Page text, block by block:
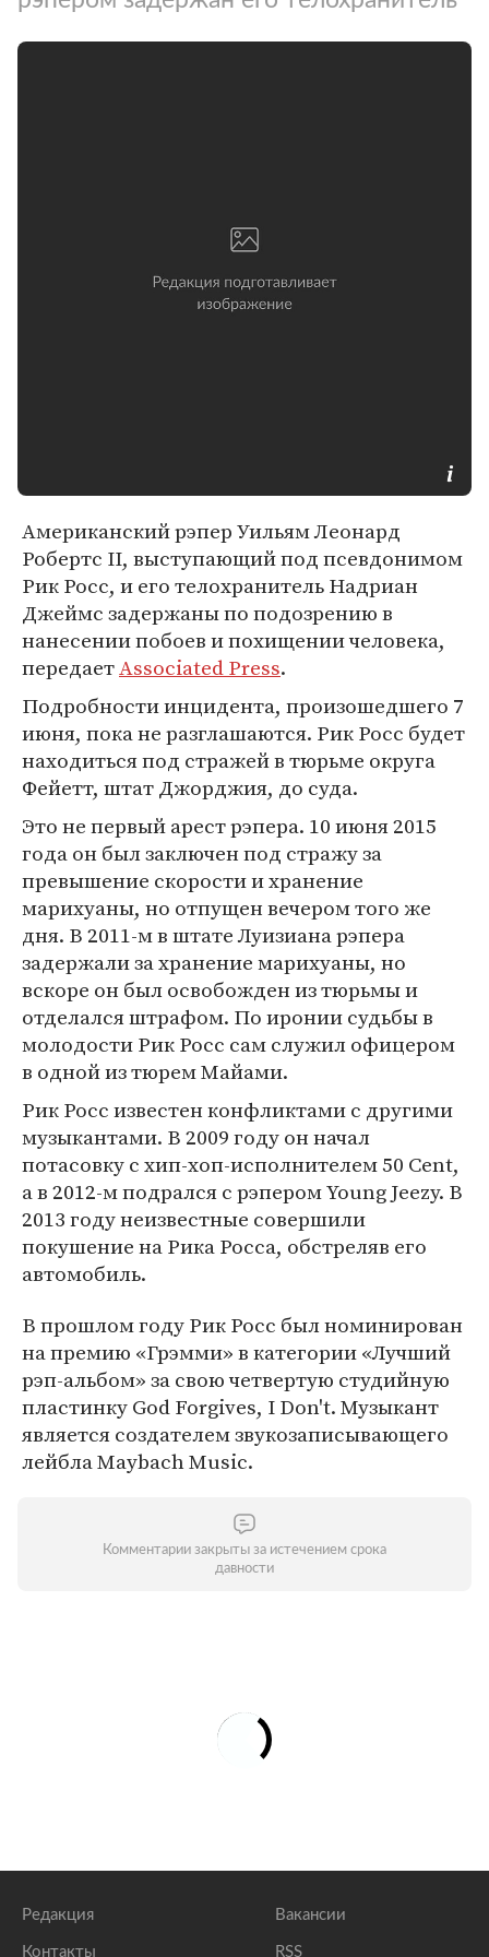
Американский рэпер Уильям Леонард
Робертс II, выступающий под псевдонимом
Рик Росс, и его телохранитель Надриан
Джеймс задержаны по подозрению в
нанесении побоев и похищении человека,
передаетAssociated Press.
Подробности инцидента, произошедшего 7
июня, пока не разглашаются. Рик Росс будет
находиться под стражей в тюрьме округа
Фейетт, штат Джорджия, до суда.
Это не первый арест рэпера. 10 июня 2015
года он был заключен под стражу за
превышение скорости и хранение
марихуаны, но отпущен вечером того же
дня. В 2011-м в штате Луизиана рэпера
задержали за хранение марихуаны, но
вскоре он был освобожден из тюрьмы и
отделался штрафом. По иронии судьбы в
молодости Рик Росс сам служил офицером
в одной из тюрем Майами.
Рик Росс известен конфликтами с другими
музыкантами. В 2009 году он начал
потасовку с хип-хоп-исполнителем 50 Cent,
а в 2012-м подрался с рэпером Young Jeezy. В
2013 году неизвестные совершили
покушение на Рика Росса, обстреляв его
автомобиль.
В прошлом году Рик Росс был номинирован
на премию «Грэмми» в категории «Лучший
рэп-альбом» за свою четвертую студийную
пластинку God Forgives, I Don't. Музыкант
является создателем звукозаписывающего
лейбла Maybach Music.
Комментарии закрыты за истечением срока
давности
Редакция
Контакты
Вакансии
RSS